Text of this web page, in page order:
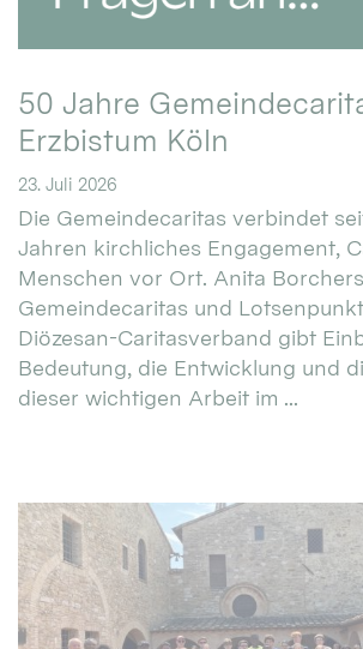
50 Jahre
Erzbistum Köln
23. Juli 2026
Die Gemeindecaritas verbindet
Jahren kirchliches Engagement,
Menschen vor Ort. Anita
Gemeindecaritas und
Diözesan-Caritasverband gibt
Bedeutung, die Entwicklung und
dieser wichtigen Arbeit im ...